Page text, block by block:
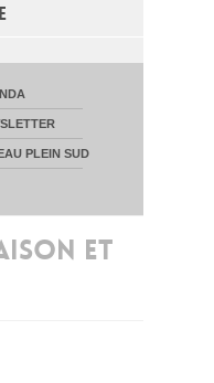
PLEIN SUD
ET